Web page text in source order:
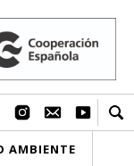
AMBIENTE